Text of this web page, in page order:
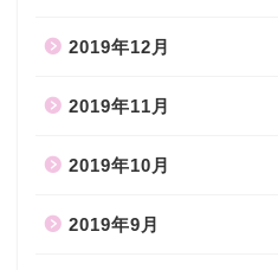
2019年12月
2019年11月
2019年10月
2019年9月